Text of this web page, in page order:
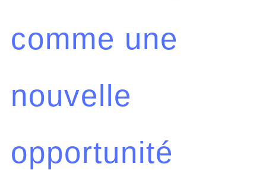
comme une
nouvelle
opportunité